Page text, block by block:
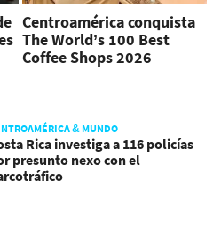
Centroamérica conquista
The World’s 100 Best
Coffee Shops 2026
& MUNDO
Rica investiga a 116 policías
presunto nexo con el